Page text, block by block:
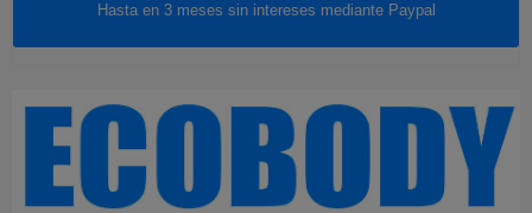
Hasta en 3 meses sin intereses mediante Paypal